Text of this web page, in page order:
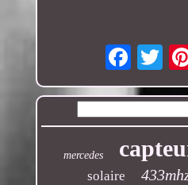
mercedes
solaire